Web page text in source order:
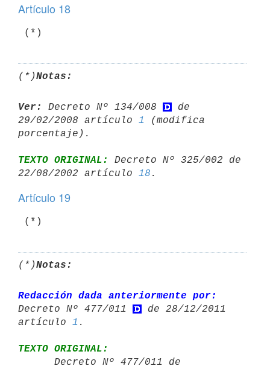
Artículo 18
(*)Notas:
Ver: Decreto Nº 134/008
de
29/02/2008 artículo 1
(modifica
TEXTO ORIGINAL:
Decreto Nº 325/002 de
22/08/2002 artículo 18
Artículo 19
(*)
(*)Notas:
Redacción dada anteriormente por:
Decreto Nº 477/011
de 28/12/2011
artículo 1
TEXTO ORIGINAL: